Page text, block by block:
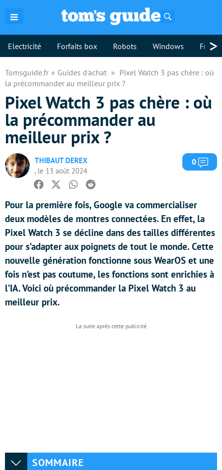
Electricité Forfaits box Robots Windows >
Tomsguide.fr Guides d'achat
Pixel Watch 3 pas chère : où
la précommander au meilleur prix ?
Pixel Watch 3 pas chère : où
la précommander au
meilleur prix ?
THIBAUT DEREX
, le 13 août 2024
0
Facebook
TwitterWhatsapp
Reddit
Pour la première fois, Google va commercialiser
deux modèles de montres connectées. En effet, la
Pixel Watch 3 se décline dans des tailles différentes
pour s’adapter aux poignets de tout le monde. Cette
nouvelle génération fonctionne sous WearOS et une
fois n’est pas coutume, les fonctions sont enrichies à
l’IA. Voici où précommander la Pixel Watch 3 au
meilleur prix.
SOMMAIRE